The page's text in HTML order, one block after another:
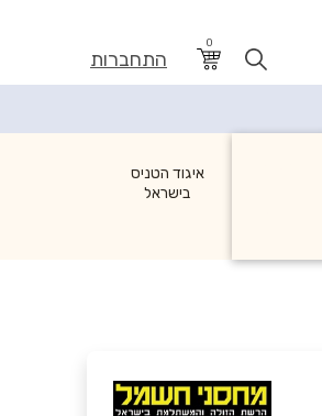
0
התחברות
איגוד הטניס
בישראל